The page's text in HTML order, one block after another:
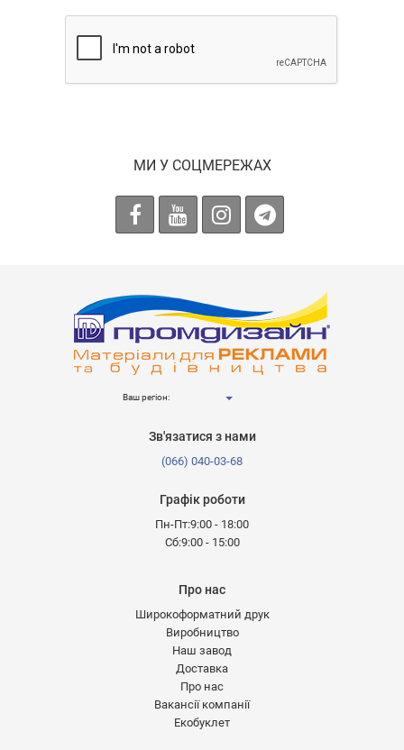
МИ У СОЦМЕРЕЖАХ
Ваш регіон:
Зв'язатися з нами
(066) 040-03-68
Графік роботи
Пн-Пт:9:00 - 18:00
Сб:9:00 - 15:00
Про нас
Широкоформатний друк
Виробництво
Наш завод
Доставка
Про нас
Вакансії компанії
Екобуклет